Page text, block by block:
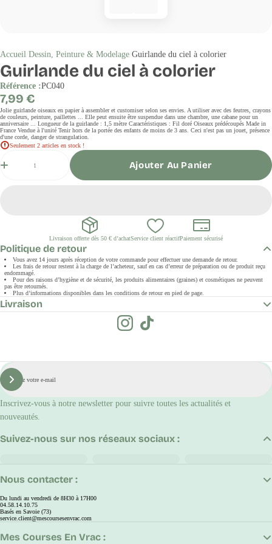
Accueil Dessin, Peinture & Modelage Guirlande du ciel à colorier
Guirlande du ciel à colorier
Référence :PC040
Prix
régulier
7,99 €
Jolie guirlande oiseaux en papier à assembler et customiser selon ses envies. A utiliser avec des feutres, crayons
de couleurs, peinture, paillettes ... Elle peut ensuite être suspendue dans une chambre, une cabane pour un
anniversaire ... Longueur de la guirlande : 1,5 mètre Caractéristiques : Fil doré Oiseaux prédécoupés Made in
France Vendue à l'unité Tenir hors de la portée des enfants de moins de 3 ans. Ceci n'est pas un jouet, présence
d'une corde, danger de strangulation.
Seulement 2 articles en stock !
Ajouter Au Panier
Livraison offerte dès 50 € d’achatService client réactifPaiement sécurisé
Politique de retour
Vous avez 14 jours après réception de votre commande pour effectuer une demande de retour.
Les frais de retour restent à la charge de l’acheteur, sauf en cas d’erreur de préparation ou de produit reçu
endommagé.
Pour des raisons d’hygiène et de sécurité, les produits alimentaires (graines) et cosmétiques ne peuvent
pas être retournés.
Plus d’informations disponibles dans les conditions de retour en pied de page.
Livraison
E-
mail
S'inscrire
Inscrivez-vous à notre newsletter pour suivre toutes les actualités et
nouveautés.
Nous contacter :
Du lundi au vendredi de 8H30 à 17H00
04.58.14.10.75
Basés en Savoie (73)
service.client@mescoursesenvrac.com
Mes Courses En Vrac :
Suivez-nous sur nos réseaux sociaux :